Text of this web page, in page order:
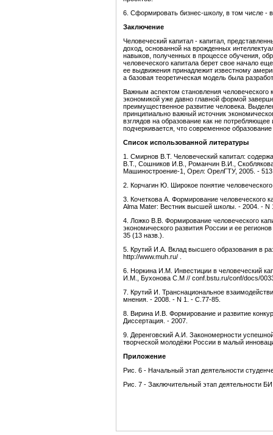
6. Сформировать бизнес-школу, в том числе -
Заключение
Человеческий капитал - капитал,
доход, основанной на врожденных
навыков, полученных в процессе обучения,
человеческого капитала берет свое начало
ее выдвижения принадлежит известному
а базовая теоретическая модель была
Важным аспектом становления человеческого
экономикой уже давно главной формой
преимущественное развитие человека.
принципиально важный источник
взглядов на образование как не
подчеркивается, что современное
Список использованной литературы
1. Смирнов В.Т. Человеческий капитал:
В.Т., Сошников И.В., Романчин В.И.,
Машиностроение-1, Орел: ОрелГТУ, 2005. -
2. Корчагин Ю. Широкое понятие
3. Кочеткова А. Формирование человеческого
Alma Mater: Вестник высшей школы. - 2004. - N
4. Ложко В.В. Формирование человеческого
экономического развития России и ее
35 (13 назв.).
5. Крутий И.А. Вклад высшего образования в
http://www.muh.ru/ .
6. Норкина И.М. Инвестиции в человеческий
И.М., Бухонова С.М // conf.bstu.ru/conf/docs/
7. Крутий И. Транснациональное
мнения. - 2008. - N 1. - С.77-85.
8. Вирина И.В. Формирование и развитие
Диссертация. - 2007.
9. Деренговский А.И. Закономерности
творческой молодёжи России в малый
Приложение
Рис. 6 - Начальный этап деятельности
Рис. 7 - Заключительный этап деятельности БИ